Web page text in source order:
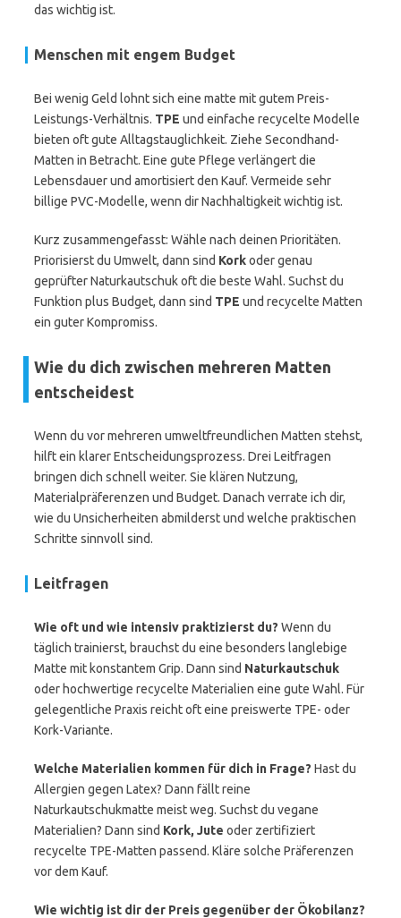
das wichtig ist.
Menschen mit engem Budget
Bei wenig Geld lohnt sich eine matte mit gutem Preis-
Leistungs-Verhältnis. TPE und einfache recycelte Modelle
bieten oft gute Alltagstauglichkeit. Ziehe Secondhand-
Matten in Betracht. Eine gute Pflege verlängert die
Lebensdauer und amortisiert den Kauf. Vermeide sehr
billige PVC-Modelle, wenn dir Nachhaltigkeit wichtig ist.
Kurz zusammengefasst: Wähle nach deinen Prioritäten.
Priorisierst du Umwelt, dann sind Korkoder genau
geprüfter Naturkautschuk oft die beste Wahl. Suchst du
Funktion plus Budget, dann sind TPE und recycelte Matten
ein guter Kompromiss.
Wie du dich zwischen mehreren Matten
entscheidest
Wenn du vor mehreren umweltfreundlichen Matten stehst,
hilft ein klarer Entscheidungsprozess. Drei Leitfragen
bringen dich schnell weiter. Sie klären Nutzung,
Materialpräferenzen und Budget. Danach verrate ich dir,
wie du Unsicherheiten abmilderst und welche praktischen
Schritte sinnvoll sind.
Leitfragen
Wie oft und wie intensiv praktizierst du? Wenn du
täglich trainierst, brauchst du eine besonders langlebige
Matte mit konstantem Grip. Dann sind Naturkautschuk
oder hochwertige recycelte Materialien eine gute Wahl. Für
gelegentliche Praxis reicht oft eine preiswerte TPE- oder
Kork-Variante.
Welche Materialien kommen für dich in Frage? Hast du
Allergien gegen Latex? Dann fällt reine
Naturkautschukmatte meist weg. Suchst du vegane
Materialien? Dann sind Kork, Jute oder zertifiziert
recycelte TPE-Matten passend. Kläre solche Präferenzen
vor dem Kauf.
Wie wichtig ist dir der Preis gegenüber der Ökobilanz?